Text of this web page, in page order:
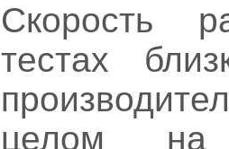
Скорость
тестах
целом